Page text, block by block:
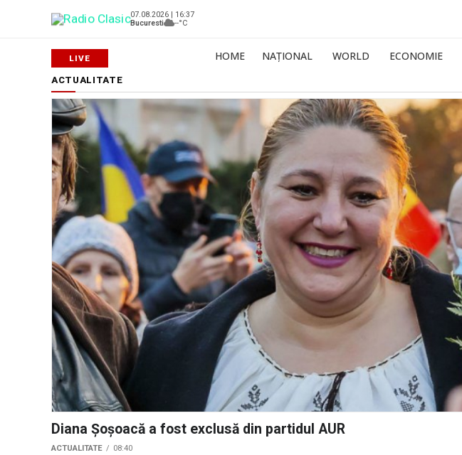
07.08.2026 | 16:37
Bucuresti
--°C
HOME NAȚIONAL WORLD ECONOMIE
ACTUALITATE
Diana Şoşoacă a fost exclusă din partidul AUR
ACTUALITATE 08:40